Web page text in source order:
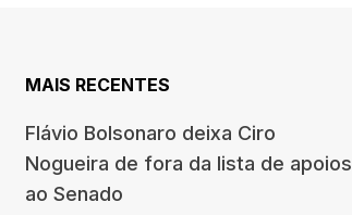
MAIS RECENTES
Flávio Bolsonaro deixa Ciro
Nogueira de fora da lista de apoios
ao Senado